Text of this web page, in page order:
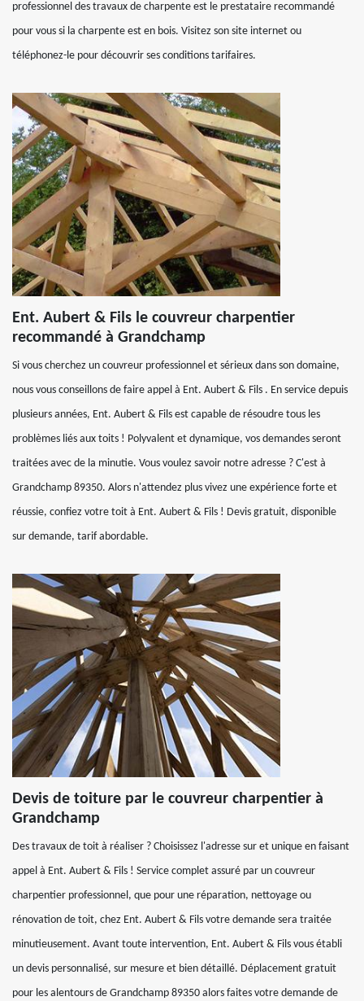
professionnel des travaux de charpente est le prestataire recommandé
pour vous si la charpente est en bois. Visitez son site internet ou
téléphonez-le pour découvrir ses conditions tarifaires.
Ent. Aubert & Fils le couvreur charpentier
recommandé à Grandchamp
Si vous cherchez un couvreur professionnel et sérieux dans son domaine,
nous vous conseillons de faire appel à Ent. Aubert & Fils . En service depuis
plusieurs années, Ent. Aubert & Fils est capable de résoudre tous les
problèmes liés aux toits ! Polyvalent et dynamique, vos demandes seront
traitées avec de la minutie. Vous voulez savoir notre adresse ? C'est à
Grandchamp 89350. Alors n'attendez plus vivez une expérience forte et
réussie, confiez votre toit à Ent. Aubert & Fils ! Devis gratuit, disponible
sur demande, tarif abordable.
Devis de toiture par le couvreur charpentier à
Grandchamp
Des travaux de toit à réaliser ? Choisissez l'adresse sur et unique en faisant
appel à Ent. Aubert & Fils ! Service complet assuré par un couvreur
charpentier professionnel, que pour une réparation, nettoyage ou
rénovation de toit, chez Ent. Aubert & Fils votre demande sera traitée
minutieusement. Avant toute intervention, Ent. Aubert & Fils vous établi
un devis personnalisé, sur mesure et bien détaillé. Déplacement gratuit
pour les alentours de Grandchamp 89350 alors faites votre demande de